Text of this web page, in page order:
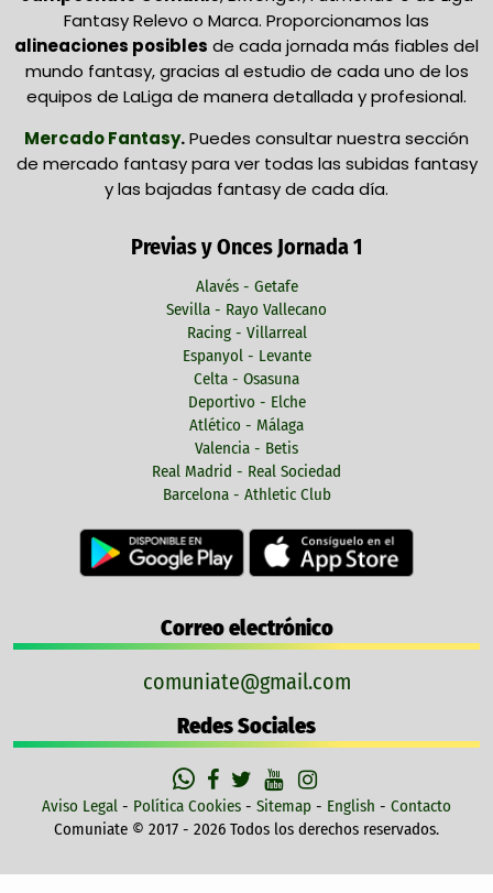
Fantasy Relevo o Marca. Proporcionamos las
alineaciones posibles de cada jornada más fiables del
mundo fantasy, gracias al estudio de cada uno de los
equipos de LaLiga de manera detallada y profesional.
Mercado Fantasy.Puedes consultar nuestra sección
de mercado fantasy para ver todas las subidas fantasy
y las bajadas fantasy de cada día.
Previas y Onces Jornada 1
Alavés - Getafe
Sevilla - Rayo Vallecano
Racing - Villarreal
Espanyol - Levante
Celta - Osasuna
Deportivo - Elche
Atlético - Málaga
Valencia - Betis
Real Madrid - Real Sociedad
Barcelona - Athletic Club
Correo electrónico
comuniate@gmail.com
Redes Sociales
Aviso Legal - Política Cookies - Sitemap - English - Contacto
Comuniate © 2017 - 2026 Todos los derechos reservados.